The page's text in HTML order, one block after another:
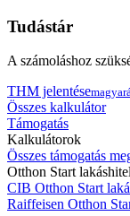
Tudástár
A számoláshoz
THM jelentése
Összes kalkulátor
Támogatás
Kalkulátorok
Összes támogatás
Otthon Start lakáshitel
CIB Otthon Start
Raiffeisen Otthon